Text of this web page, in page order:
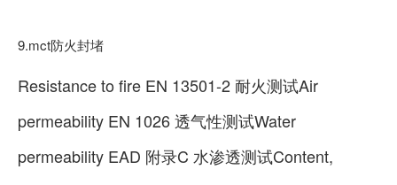
9.mct防火封堵
Resistance to fire EN 13501-2 耐火测试Air
permeability EN 1026 透气性测试Water
permeability EAD 附录C 水渗透测试Content,